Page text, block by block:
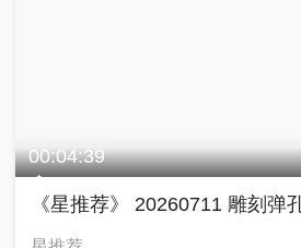
00:04:39
《星推荐》 20260711 雕刻弹